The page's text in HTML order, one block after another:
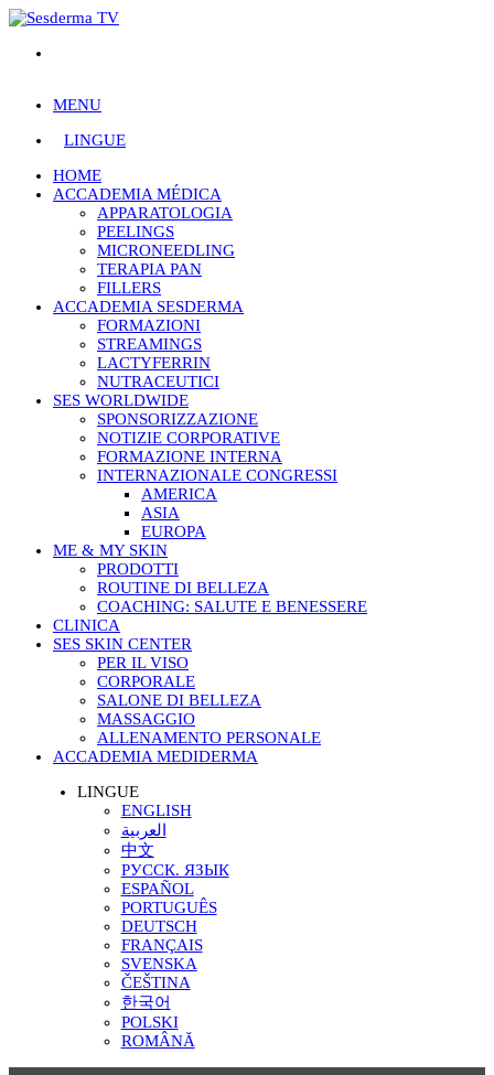
MENU
LINGUE
HOME
ACCADEMIA MÉDICA
APPARATOLOGIA
PEELINGS
MICRONEEDLING
TERAPIA PAN
FILLERS
ACCADEMIA SESDERMA
FORMAZIONI
STREAMINGS
LACTYFERRIN
NUTRACEUTICI
SES WORLDWIDE
SPONSORIZZAZIONE
NOTIZIE CORPORATIVE
FORMAZIONE INTERNA
INTERNAZIONALE CONGRESSI
AMERICA
ASIA
EUROPA
ME & MY SKIN
PRODOTTI
ROUTINE DI BELLEZA
COACHING: SALUTE E BENESSERE
CLINICA
SES SKIN CENTER
PER IL VISO
CORPORALE
SALONE DI BELLEZA
MASSAGGIO
ALLENAMENTO PERSONALE
ACCADEMIA MEDIDERMA
LINGUE
ENGLISH
العربية
中文
РУССК. ЯЗЫК
ESPAÑOL
PORTUGUÊS
DEUTSCH
FRANÇAIS
SVENSKA
ČEŠTINA
한국어
POLSKI
ROMÂNĂ